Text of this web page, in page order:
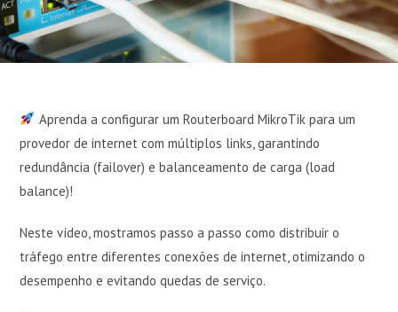
Aprenda a configurar um Routerboard MikroTik para um
provedor de internet com múltiplos links, garantindo
redundância (failover) e balanceamento de carga (load
balance)!
Neste vídeo, mostramos passo a passo como distribuir o
tráfego entre diferentes conexões de internet, otimizando o
desempenho e evitando quedas de serviço.